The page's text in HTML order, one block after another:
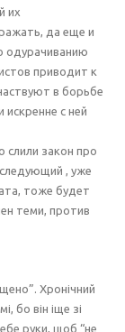
их
да еще и
одурачиванию
приводит к
в борьбе
искренне с ней
закон про
, уже
тоже будет
теми, против
Хронічний
бо він іще зі
руки, щоб “не